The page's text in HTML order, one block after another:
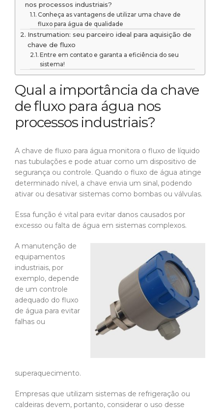
nos processos industriais?
Conheça as vantagens de utilizar uma chave de
fluxo para água de qualidade
Instrumation: seu parceiro ideal para aquisição de
chave de fluxo
Entre em contato e garanta a eficiência do seu
sistema!
Qual a importância da chave
de fluxo para água nos
processos industriais?
A chave de fluxo para água monitora o fluxo de líquido
nas tubulações e pode atuar como um dispositivo de
segurança ou controle. Quando o fluxo de água atinge
determinado nível, a chave envia um sinal, podendo
ativar ou desativar sistemas como bombas ou válvulas.
Essa função é vital para evitar danos causados por
excesso ou falta de água em sistemas complexos.
A manutenção de
equipamentos
industriais, por
exemplo, depende
de um controle
adequado do fluxo
de água para evitar
falhas ou
superaquecimento.
Empresas que utilizam sistemas de refrigeração ou
caldeiras devem, portanto, considerar o uso desse